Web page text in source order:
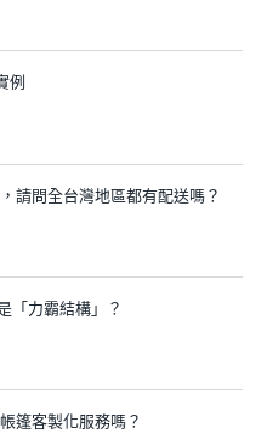
例
請問全台灣地區都有配送嗎？
「力霸結構」？
篷客製化服務嗎？